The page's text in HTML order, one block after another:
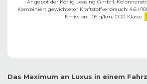
Angebot der König Leasing GmbH,
Kombiniert gewichteter Kraftstoffverbrauch: 4,6 l/
Emission: 105 g/km, CO2-Klasse:
Das Maximum an Luxus in einem